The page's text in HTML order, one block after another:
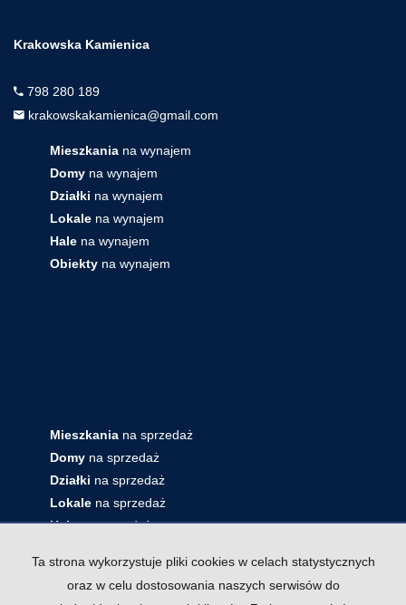
Krakowska Kamienica
798 280 189
krakowskakamienica@gmail.com
Mieszkania na wynajem
Domy na wynajem
Działki na wynajem
Lokale na wynajem
Hale na wynajem
Obiekty na wynajem
Mieszkania na sprzedaż
Domy na sprzedaż
Działki na sprzedaż
Lokale na sprzedaż
Halena sprzedaż
Ta strona wykorzystuje pliki cookies w celach statystycznych
oraz w celu dostosowania naszych serwisów do